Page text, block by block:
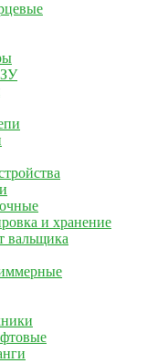
и хранение
вальщика